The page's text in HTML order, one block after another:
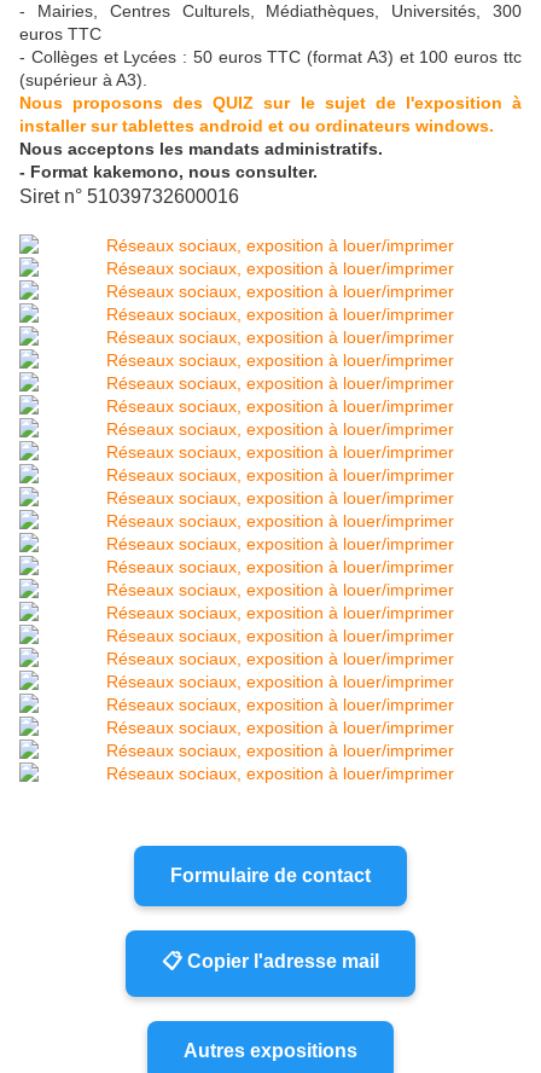
- Mairies, Centres Culturels, Médiathèques, Universités, 300
euros TTC
- Collèges et Lycées : 50 euros TTC (format A3) et 100 euros ttc
(supérieur à A3).
Nous proposons des QUIZ sur le sujet de l'exposition à
installer sur tablettes android et ou ordinateurs windows.
Nous acceptons les mandats administratifs.
- Format kakemono, nous consulter.
Siret n° 51039732600016
Formulaire de contact
📋 Copier l'adresse mail
Autres expositions